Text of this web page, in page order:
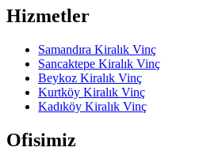
Hizmetler
Samandıra Kiralık Vinç
Sancaktepe Kiralık Vinç
Beykoz Kiralık Vinç
Kurtköy Kiralık Vinç
Kadıköy Kiralık Vinç
Ofisimiz